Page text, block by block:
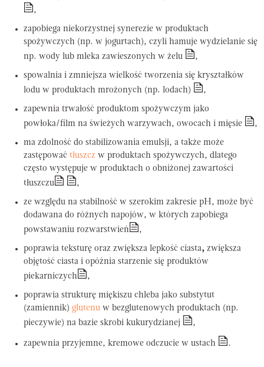
,
zapobiega niekorzystnej synerezie w produktach
spożywczych (np. w jogurtach), czyli hamuje wydzielanie się
np. wody lub mleka zawieszonych w żelu
,
spowalnia i zmniejsza wielkość tworzenia się kryształków
lodu w produktach mrożonych (np. lodach)
,
zapewnia trwałość produktom spożywczym jako
powłoka/film na świeżych warzywach, owocach i mięsie
,
ma zdolność do stabilizowania emulsji, a także może
zastępować tłuszcz w produktach spożywczych, dlatego
często występuje w produktach o obniżonej zawartości
tłuszczu
,
ze względu na stabilność w szerokim zakresie pH, może być
dodawana do różnych napojów, w których zapobiega
powstawaniu rozwarstwień
,
poprawia teksturę oraz zwiększa lepkość ciasta, zwiększa
objętość ciasta i opóźnia starzenie się produktów
piekarniczych
,
poprawia strukturę miękiszu chleba jako substytut
(zamiennik) glutenu w bezglutenowych produktach (np.
pieczywie) na bazie skrobi kukurydzianej
,
zapewnia przyjemne, kremowe odczucie w ustach .